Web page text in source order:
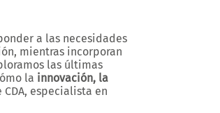
a las necesidades
mientras incorporan
las últimas
la innovación, la
especialista en